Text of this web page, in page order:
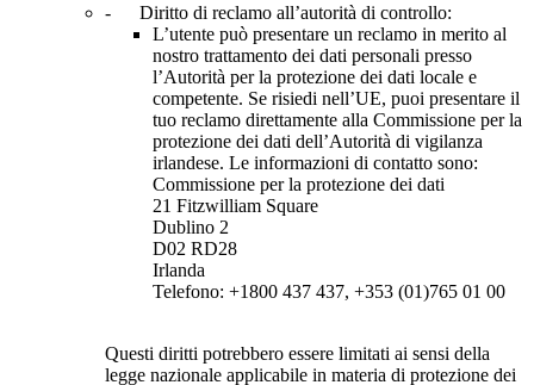
- Diritto di reclamo all’autorità di controllo:
L’utente può presentare un reclamo in merito al
nostro trattamento dei dati personali presso
l’Autorità per la protezione dei dati locale e
competente. Se risiedi nell’UE, puoi presentare il
tuo reclamo direttamente alla Commissione per la
protezione dei dati dell’Autorità di vigilanza
irlandese. Le informazioni di contatto sono:
Commissione per la protezione dei dati
21 Fitzwilliam Square
Dublino 2
D02 RD28
Irlanda
Telefono: +1800 437 437, +353 (01)765 01 00
Questi diritti potrebbero essere limitati ai sensi della
legge nazionale applicabile in materia di protezione dei